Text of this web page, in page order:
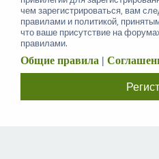
чем зарегистрироваться, вам
правилами и политикой,
что ваше присутствие на
правилами.
Общие правила |